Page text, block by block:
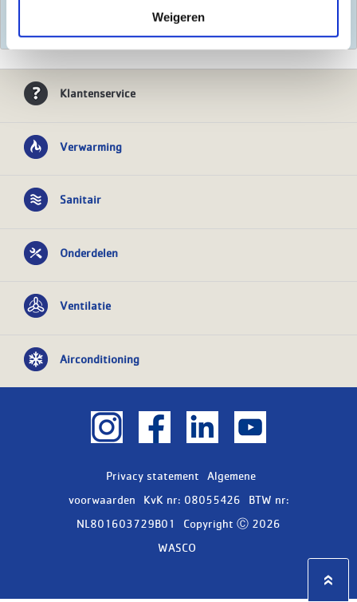
Weigeren
Klantenservice
Verwarming
Sanitair
Onderdelen
Ventilatie
Airconditioning
Privacy statement
Algemene
voorwaarden
KvK nr: 08055426
BTW nr:
NL801603729B01
Copyright Ⓒ 2026
WASCO